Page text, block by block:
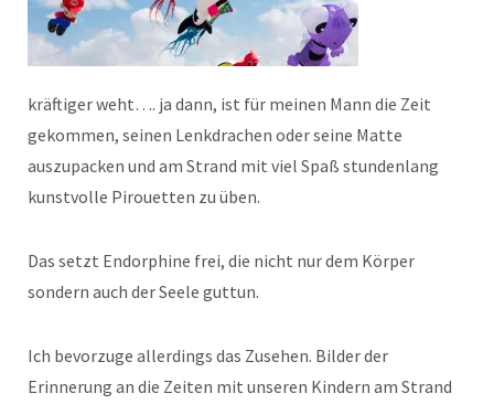
kräftiger weht…. ja dann, ist für meinen Mann die Zeit
gekommen, seinen Lenkdrachen oder seine Matte
auszupacken und am Strand mit viel Spaß stundenlang
kunstvolle Pirouetten zu üben.
Das setzt Endorphine frei, die nicht nur dem Körper
sondern auch der Seele guttun.
Ich bevorzuge allerdings das Zusehen. Bilder der
Erinnerung an die Zeiten mit unseren Kindern am Strand